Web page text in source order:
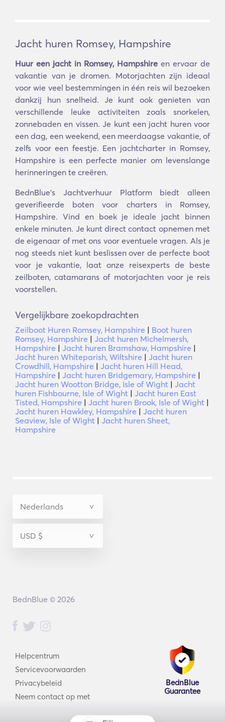
Jacht huren Romsey, Hampshire
Huur een jacht in Romsey, Hampshire en ervaar de
vakantie van je dromen. Motorjachten zijn ideaal
voor wie veel bestemmingen in één reis wil bezoeken
dankzij hun snelheid. Je kunt ook genieten van
verschillende leuke activiteiten zoals snorkelen,
zonnebaden en vissen. Je kunt een jacht huren voor
een dag, een weekend, een meerdaagse vakantie, of
zelfs voor een feestje. Een jachtcharter in Romsey,
Hampshire is een perfecte manier om levenslange
herinneringen te creëren.
BednBlue's Jachtverhuur Platform biedt alleen
geverifieerde boten voor charters in Romsey,
Hampshire. Vind en boek je ideale jacht binnen
enkele minuten. Je kunt direct contact opnemen met
de eigenaar of met ons voor eventuele vragen. Als je
nog steeds niet kunt beslissen over de perfecte boot
voor je vakantie, laat onze reisexperts de beste
zeilboten, catamarans of motorjachten voor je reis
voorstellen.
Vergelijkbare zoekopdrachten
Zeilboot Huren Romsey, Hampshire | Boot huren
Romsey, Hampshire | Jacht huren Michelmersh,
Hampshire | Jacht huren Bramshaw, Hampshire |
Jacht huren Whiteparish, Wiltshire | Jacht huren
Crowdhill, Hampshire | Jacht huren Hill Head,
Hampshire | Jacht huren Bridgemary, Hampshire |
Jacht huren Wootton Bridge, Isle of Wight | Jacht
huren Fishbourne, Isle of Wight | Jacht huren East
Tisted, Hampshire | Jacht huren Brook, Isle of Wight |
Jacht huren Hawkley, Hampshire | Jacht huren
Seaview, Isle of Wight | Jacht huren Sheet,
Hampshire
Helpcentrum
Servicevoorwaarden
Privacybeleid
Neem contact op met
BednBlue
Guarantee
BednBlue © 2026